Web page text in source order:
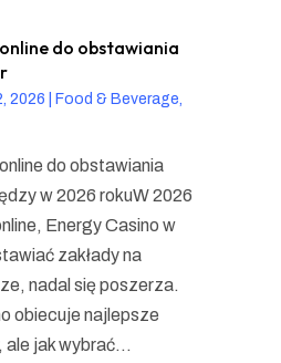
do obstawiania
2026
Food & Beverage,
do obstawiania
w 2026 rokuW 2026
Energy Casino w
zakłady na
nadal się poszerza.
obiecuje najlepsze
ale jak wybrać...